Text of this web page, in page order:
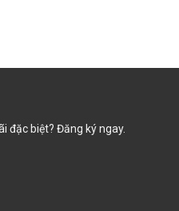
đặc biệt? Đăng ký ngay.